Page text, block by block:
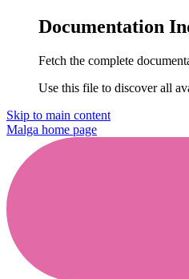
Documentation
Fetch the complete
Use this file to discover all
Skip to main content
Malga home page